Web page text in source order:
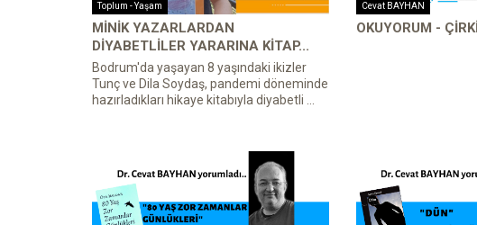
Toplum - Yaşam
MİNİK YAZARLARDAN
DİYABETLİLER YARARINA KİTAP...
Bodrum'da yaşayan 8 yaşındaki ikizler
Tunç ve Dila Soydaş, pandemi döneminde
hazırladıkları hikaye kitabıyla diyabetli ...
Cevat BAYHAN
OKUYORUM -